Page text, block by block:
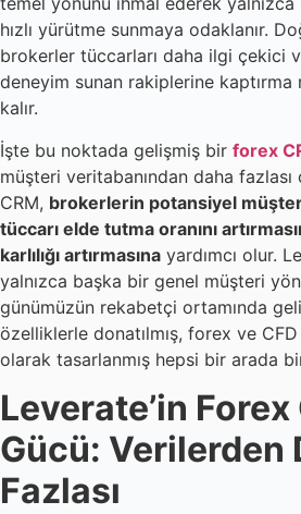
hızlı yürütme sunmaya odaklanır.
brokerler tüccarları daha ilgi çekici
deneyim sunan rakiplerine kaptırma
kalır.
İşte bu noktada gelişmiş bir forex
müşteri veritabanından daha
CRM, brokerlerin potansiyel
tüccarı elde tutma oranını
karlılığı artırmasına yardımcı olur.
yalnızca başka bir genel müşteri
günümüzün rekabetçi ortamında
özelliklerle donatılmış, forex ve
olarak tasarlanmış hepsi bir arada
Leverate’in Forex
Gücü: Verilerden
Fazlası